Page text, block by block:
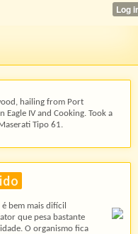
hailing from Port
IV and Cooking. Took a
Tipo 61.
bem mais difícil
que pesa bastante
O organismo fica